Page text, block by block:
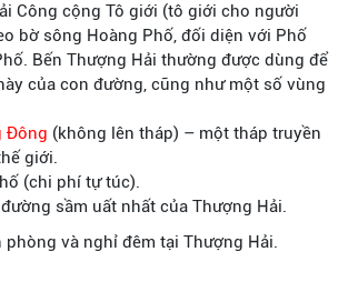
Công cộng Tô giới (tô giới cho người
bờ sông Hoàng Phố, đối diện với Phố
Bến Thượng Hải thường được dùng để
của con đường, cũng như một số vùng
Đông (không lên tháp) – một tháp truyền
giới.
(chi phí tự túc).
sầm uất nhất của Thượng Hải.
và nghỉ đêm tại Thượng Hải.